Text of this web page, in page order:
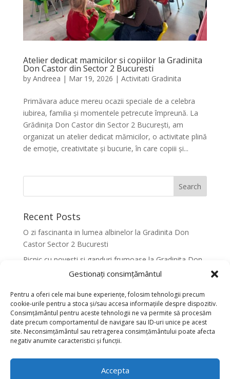
Gestionați consimțământul
Pentru a oferi cele mai bune experiențe, folosim tehnologii precum
cookie-urile pentru a stoca și/sau accesa informațiile despre dispozitiv.
Consimțământul pentru aceste tehnologii ne va permite să procesăm
date precum comportamentul de navigare sau ID-uri unice pe acest
site. Neconsimțământul sau retragerea consimțământului poate afecta
negativ anumite caracteristici și funcții.
Accepta
Atelier dedicat mamicilor si copiilor la Gradinita
Don Castor din Sector 2 Bucuresti
by Andreea | Mar 19, 2026 | Activitati Gradinita
Primăvara aduce mereu ocazii speciale de a celebra
iubirea, familia și momentele petrecute împreună. La
Grădinița Don Castor din Sector 2 București, am
organizat un atelier dedicat mămicilor, o activitate plină
de emoție, creativitate și bucurie, în care copiii și...
Recent Posts
O zi fascinanta in lumea albinelor la Gradinita Don
Castor Sector 2 Bucuresti
Picnic cu povesti si ganduri frumoase la Gradinita Don
Castor Sector 2 Bucuresti
Bucuresti
Activitati senzoriale creative pentru dezvoltarea
armonioasa a copiilor la Gradinita Don Castor Sector 2
Bucuresti